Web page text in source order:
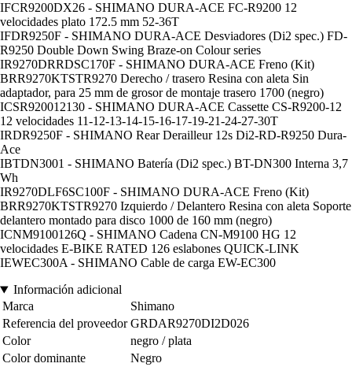
IFCR9200DX26 - SHIMANO DURA-ACE FC-R9200 12
velocidades plato 172.5 mm 52-36T
IFDR9250F - SHIMANO DURA-ACE Desviadores (Di2 spec.) FD-
R9250 Double Down Swing Braze-on Colour series
IR9270DRRDSC170F - SHIMANO DURA-ACE Freno (Kit)
BRR9270KTSTR9270 Derecho / trasero Resina con aleta Sin
adaptador, para 25 mm de grosor de montaje trasero 1700 (negro)
ICSR920012130 - SHIMANO DURA-ACE Cassette CS-R9200-12
12 velocidades 11-12-13-14-15-16-17-19-21-24-27-30T
IRDR9250F - SHIMANO Rear Derailleur 12s Di2-RD-R9250 Dura-
Ace
IBTDN3001 - SHIMANO Batería (Di2 spec.) BT-DN300 Interna 3,7
Wh
IR9270DLF6SC100F - SHIMANO DURA-ACE Freno (Kit)
BRR9270KTSTR9270 Izquierdo / Delantero Resina con aleta Soporte
delantero montado para disco 1000 de 160 mm (negro)
ICNM9100126Q - SHIMANO Cadena CN-M9100 HG 12
velocidades E-BIKE RATED 126 eslabones QUICK-LINK
IEWEC300A - SHIMANO Cable de carga EW-EC300
Información adicional
Marca
Shimano
Referencia del proveedor GRDAR9270DI2D026
Color
negro / plata
Color dominante
Negro